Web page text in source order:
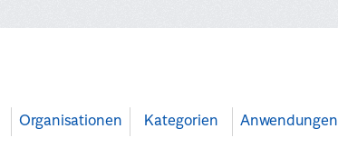
Organisationen Kategorien Anwendungen